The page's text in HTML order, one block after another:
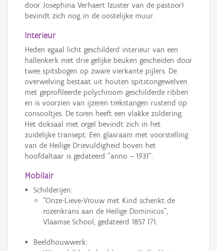
door Josephina Verhaert (zuster van de pastoor)
bevindt zich nog in de oostelijke muur.
Interieur
Heden egaal licht geschilderd interieur van een
hallenkerk met drie gelijke beuken gescheiden door
twee spitsbogen op zware vierkante pijlers. De
overwelving bestaat uit houten spitstongewelven
met geprofileerde polychroom geschilderde ribben
en is voorzien van ijzeren trekstangen rustend op
consooltjes. De toren heeft een vlakke zoldering.
Het doksaal met orgel bevindt zich in het
zuidelijke transept. Een glasraam met voorstelling
van de Heilige Drievuldigheid boven het
hoofdaltaar is gedateerd "anno – 1931".
Mobilair
Schilderijen:
"Onze-Lieve-Vrouw met Kind schenkt de
rozenkrans aan de Heilige Dominicus",
Vlaamse School, gedateerd 1857 (?).
Beeldhouwwerk: